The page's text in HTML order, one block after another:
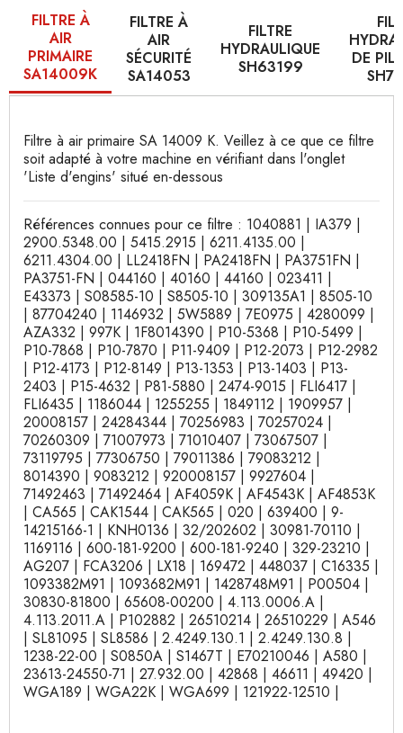
FILTRE À
AIR
PRIMAIRE
SA14009K
FILTRE À
AIR
SÉCURITÉ
SA14053
FILTRE
HYDRAULIQUE
SH63199
DE
Filtre à air primaire SA 14009 K. Veillez à ce que ce filtre
soit adapté à votre machine en vérifiant dans l'onglet
'Liste d'engins' situé en-dessous
Références connues pour ce filtre : 1040881 | IA379 |
2900.5348.00 | 5415.2915 | 6211.4135.00 |
6211.4304.00 | LL2418FN | PA2418FN | PA3751FN |
PA3751-FN | 044160 | 40160 | 44160 | 023411 |
E43373 | S08585-10 | S8505-10 | 309135A1 | 8505-10
| 87704240 | 1146932 | 5W5889 | 7E0975 | 4280099 |
AZA332 | 997K | 1F8014390 | P10-5368 | P10-5499 |
P10-7868 | P10-7870 | P11-9409 | P12-2073 | P12-2982
| P12-4173 | P12-8149 | P13-1353 | P13-1403 | P13-
2403 | P15-4632 | P81-5880 | 2474-9015 | FLI6417 |
FLI6435 | 1186044 | 1255255 | 1849112 | 1909957 |
20008157 | 24284344 | 70256983 | 70257024 |
70260309 | 71007973 | 71010407 | 73067507 |
73119795 | 77306750 | 79011386 | 79083212 |
8014390 | 9083212 | 920008157 | 9927604 |
71492463 | 71492464 | AF4059K | AF4543K | AF4853K
| CA565 | CAK1544 | CAK565 | 020 | 639400 | 9-
14215166-1 | KNH0136 | 32/202602 | 30981-70110 |
1169116 | 600-181-9200 | 600-181-9240 | 329-23210 |
AG207 | FCA3206 | LX18 | 169472 | 448037 | C16335 |
1093382M91 | 1093682M91 | 1428748M91 | P00504 |
30830-81800 | 65608-00200 | 4.113.0006.A |
4.113.2011.A | P102882 | 26510214 | 26510229 | A546
| SL81095 | SL8586 | 2.4249.130.1 | 2.4249.130.8 |
1238-22-00 | S0850A | S1467T | E70210046 | A580 |
23613-24550-71 | 27.932.00 | 42868 | 46611 | 49420 |
WGA189 | WGA22K | WGA699 | 121922-12510 |